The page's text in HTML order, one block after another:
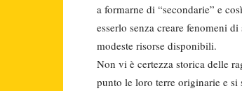
a formarne di “secondarie” e
esserlo senza creare fenomeni
modeste risorse disponibili.
Non vi è certezza storica delle
punto le loro terre originarie e